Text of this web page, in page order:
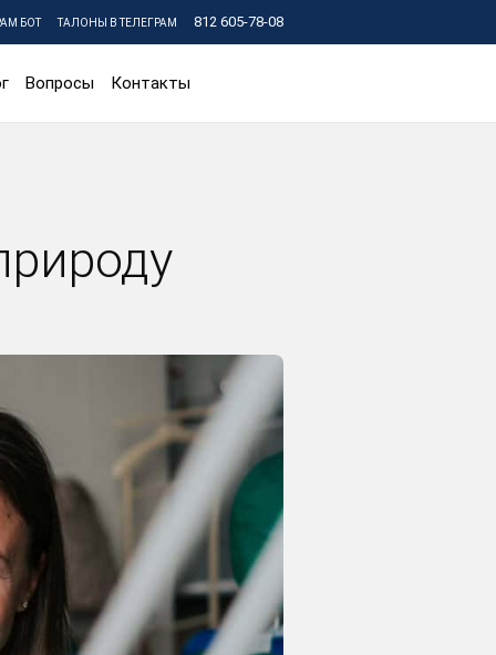
БОТ ТАЛОНЫ В ТЕЛЕГРАМ 812 605-78-08
Вопросы Контакты